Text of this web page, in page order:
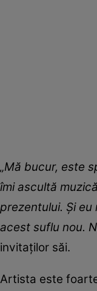
„Mă bucur, este
îmi ascultă
prezentului. Și
acest suflu nou.
invitaților săi.
Artista este